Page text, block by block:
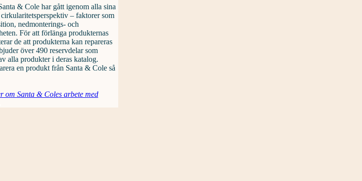
& Cole har gått igenom alla sina
– faktorer som
nedmonterings- och
För att förlänga produkternas
de att produkterna kan repareras
över 490 reservdelar som
alla produkter i deras katalog.
en produkt från Santa & Cole så
om Santa & Coles arbete med